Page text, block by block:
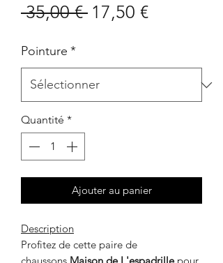
35,00 € Prix
17,50 €Prix
Pointure *
Quantité *
Ajouter au panier
Description
Profitez de cette paire de